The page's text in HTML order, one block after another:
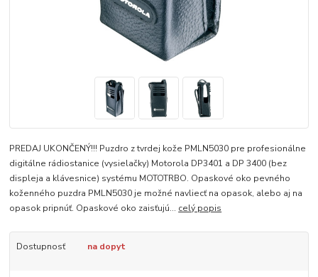
PREDAJ UKONČENÝ!!! Puzdro z tvrdej kože PMLN5030 pre profesionálne
digitálne rádiostanice (vysielačky) Motorola DP3401 a DP 3400 (bez
displeja a klávesnice) systému MOTOTRBO. Opaskové oko pevného
koženného puzdra PMLN5030 je možné navliecť na opasok, alebo aj na
opasok pripnúť. Opaskové oko zaisťujú... celý popis
Dostupnosť na dopyt